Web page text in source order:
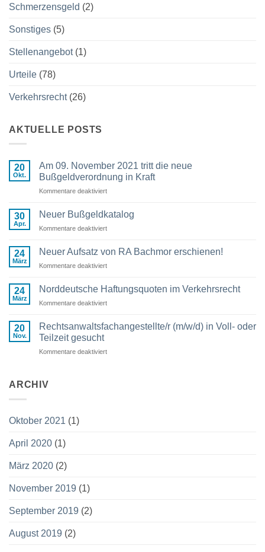
Schmerzensgeld (2)
Sonstiges (5)
Stellenangebot(1)
Urteile (78)
Verkehrsrecht(26)
AKTUELLE POSTS
20
Okt.
Am 09. November 2021 tritt die neue
Bußgeldverordnung in Kraft
Kommentare deaktiviert
09.
November
die
Kraft
30
Apr.
Neuer Bußgeldkatalog
Kommentare deaktiviert
Bußgeldkatalog
24
März
Neuer Aufsatz von RA Bachmor erschienen!
Kommentare deaktiviert
Aufsatz
erschienen!
24
März
Norddeutsche Haftungsquoten im Verkehrsrecht
Kommentare deaktiviert
Haftungsquoten
20
Nov.
Rechtsanwaltsfachangestellte/r (m/w/d) in Voll- oder
Teilzeit gesucht
Kommentare deaktiviert
ARCHIV
Oktober 2021 (1)
April 2020 (1)
März 2020 (2)
November 2019 (1)
September 2019 (2)
August 2019 (2)